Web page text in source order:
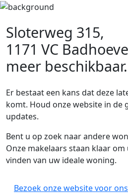
Sloterweg 315,
1171 VC
meer beschikbaar.
Er bestaat een kans dat deze
komt. Houd onze website in de
updates.
Bent u op zoek naar andere
Onze makelaars staan klaar
vinden van uw ideale woning.
Bezoek onze website voor